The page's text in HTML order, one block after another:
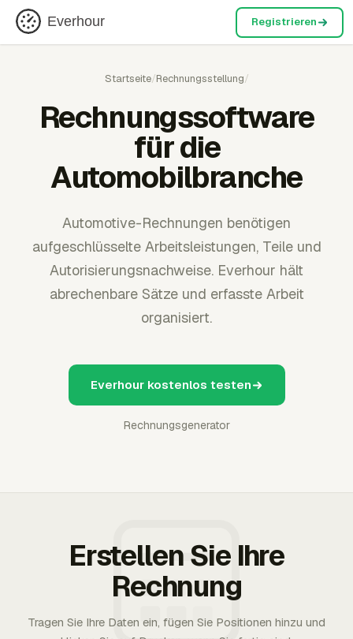
Everhour Registrieren
Startseite/Rechnungsstellung/
Rechnungssoftware
für die
Automobilbranche
Automotive-Rechnungen benötigen
aufgeschlüsselte Arbeitsleistungen, Teile und
Autorisierungsnachweise. Everhour hält
abrechenbare Sätze und erfasste Arbeit
organisiert.
Everhour kostenlos testen
Rechnungsgenerator
Erstellen Sie Ihre
Rechnung
Tragen Sie Ihre Daten ein, fügen Sie Positionen hinzu und